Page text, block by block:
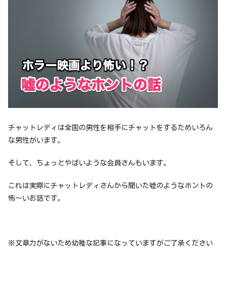
チャットレディは全国の男性を相手にチャットをするためいろん
な男性がいます。
そして、ちょっとやばいような会員さんもいます。
これは実際にチャットレディさんから聞いた嘘のようなホントの
怖〜いお話です。
※文章力がないため幼稚な記事になっていますがご了承ください